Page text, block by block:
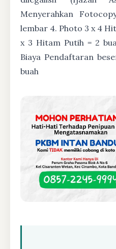
Menyerahkan
lembar 4. Photo 3 x 4
x 3 Hitam Putih = 2
Biaya Pendaftaran
buah